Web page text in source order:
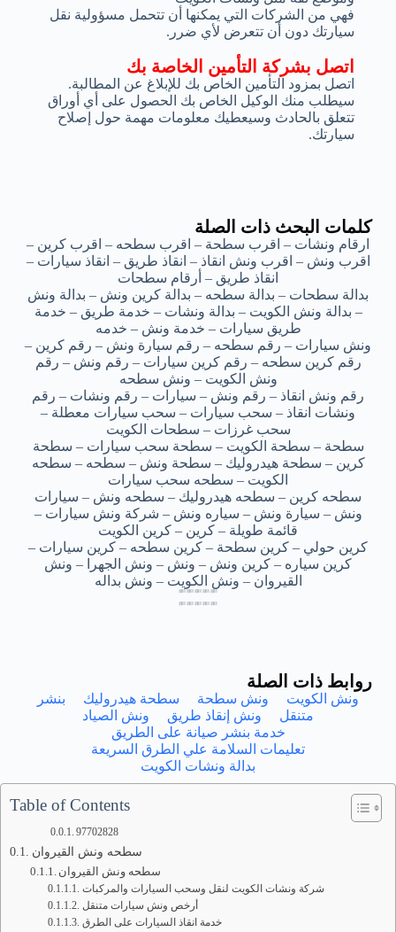
اتصل بشركة التأمين الخاصة بك
اتصل بمزود التأمين الخاص بك للإبلاغ عن المطالبة.
سيطلب منك الوكيل الخاص بك الحصول على أي أوراق
تتعلق بالحادث وسيعطيك معلومات مهمة حول إصلاح
سيارتك.
فهي من الشركات التي يمكنها أن تتحمل مسؤولية نقل
سيارتك دون أن تتعرض لأي ضرر.
كلمات البحث ذات الصلة
ارقام ونشات – اقرب سطحة – اقرب سطحه – اقرب كرين –
اقرب ونش – اقرب ونش انقاذ – انقاذ طريق – انقاذ سيارات –
انقاذ طريق – أرقام سطحات
بدالة سطحات – بدالة سطحه – بدالة كرين ونش – بدالة ونش
– بدالة ونش الكويت – بدالة ونشات – خدمة طريق – خدمة
طريق سيارات – خدمة ونش – خدمه
ونش سيارات – رقم سطحه – رقم سيارة ونش – رقم كرين –
رقم كرين سطحه – رقم كرين سيارات – رقم ونش – رقم
ونش الكويت – ونش سطحه
رقم ونش انقاذ – رقم ونش – سيارات – رقم ونشات – رقم
ونشات انقاذ – سحب سيارات – سحب سيارات معطلة –
سحب غرزات – سطحات الكويت
سطحة – سطحة الكويت – سطحة سحب سيارات – سطحة
كرين – سطحة هيدروليك – سطحة ونش – سطحه – سطحه
الكويت – سطحه سحب سيارات
سطحه كرين – سطحه هيدروليك – سطحه ونش – سيارات
ونش – سيارة ونش – سياره ونش – شركة ونش سيارات –
قائمة طويلة – كرين – كرين الكويت
كرين حولي – كرين سطحة – كرين سطحه – كرين سيارات –
كرين سياره – كرين ونش – ونش – ونش الجهرا – ونش
القيروان – ونش الكويت – ونش بداله
روابط ذات الصلة
ونش الكويت ونش سطحة سطحة هيدروليك
بنشر
متنقل
ونش إنقاذ طريق
ونش الصياد
خدمة بنشر صيانة على الطريق
تعليمات السلامة علي الطرق السريعة
بدالة ونشات الكويت
Table of Contents
97702828
سطحه ونش القيروان
سطحه ونش القيروان
شركة ونشات الكويت لنقل وسحب السيارات والمركبات
أرخص ونش سيارات متنقل
خدمة انقاذ السيارات على الطرق